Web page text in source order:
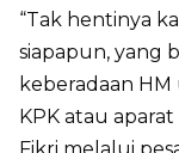
“Tak hentinya
siapapun, yang
keberadaan
KPK atau